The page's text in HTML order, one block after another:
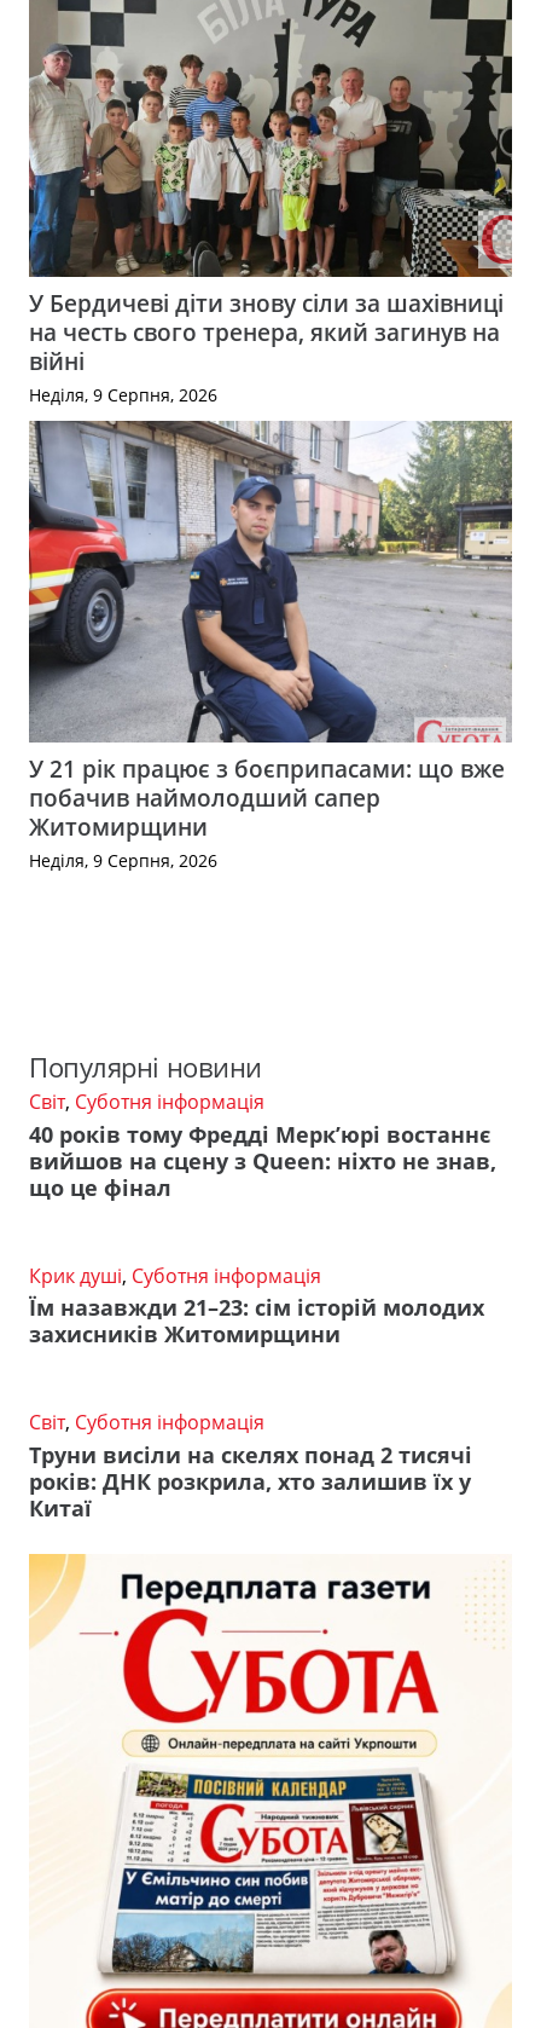
У Бердичеві діти знову сіли за шахівниці
на честь свого тренера, який загинув на
війні
Неділя, 9 Серпня, 2026
У 21 рік працює з боєприпасами: що вже
побачив наймолодший сапер
Житомирщини
Неділя, 9 Серпня, 2026
Популярні новини
Світ, Суботня інформація
40 років тому Фредді Мерк’юрі востаннє
вийшов на сцену з Queen: ніхто не знав,
що це фінал
Крик душі, Суботня інформація
Їм назавжди 21–23: сім історій молодих
захисників Житомирщини
Світ, Суботня інформація
Труни висіли на скелях понад 2 тисячі
років: ДНК розкрила, хто залишив їх у
Китаї